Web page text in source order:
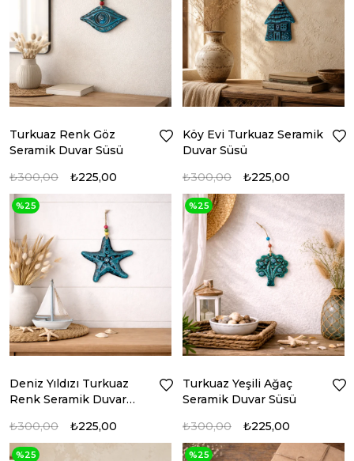
Turkuaz Renk Göz
Seramik Duvar Süsü
₺225,00
₺300,00
Köy Evi Turkuaz Seramik
Duvar Süsü
₺225,00
₺300,00
Deniz Yıldızı Turkuaz
Renk Seramik Duvar
₺225,00
₺300,00
%25
Turkuaz Yeşili Ağaç
Seramik Duvar Süsü
₺225,00
₺300,00
%25
%25 %25